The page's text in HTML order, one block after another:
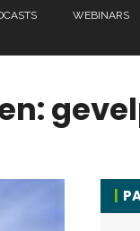
WEBINARS